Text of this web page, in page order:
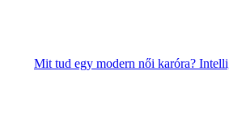
Mit tud egy modern női karóra?